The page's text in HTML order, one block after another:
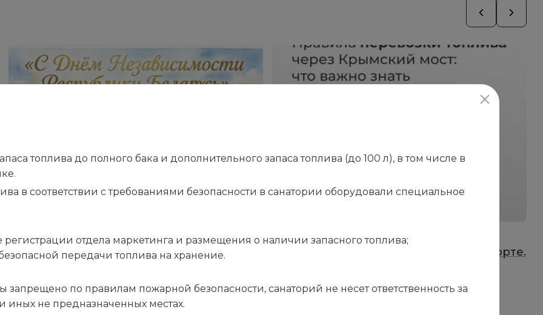
С Днём Независимости Республики
Беларусь!
Важная информация для гостей,
прибывающих на личном автотранспорте.
топлива до полного бака и дополнительного запаса топлива (до 100 л), в том числе в
в соответствии с требованиями безопасности в санатории оборудовали специальное
отдела маркетинга и размещения о наличии запасного топлива;
передачи топлива на хранение.
по правилам пожарной безопасности, санаторий не несет ответственность за
иных не предназначенных местах.